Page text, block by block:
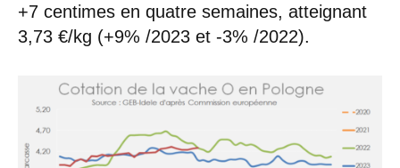
+7 centimes en quatre semaines, atteignant
3,73 €/kg (+9% /2023 et -3% /2022).